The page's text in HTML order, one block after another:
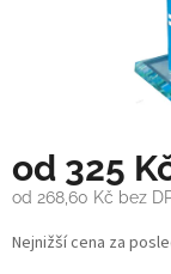
od 325
od 268,60 Kč bez
Měrná
cena:
Nejnižší cena za